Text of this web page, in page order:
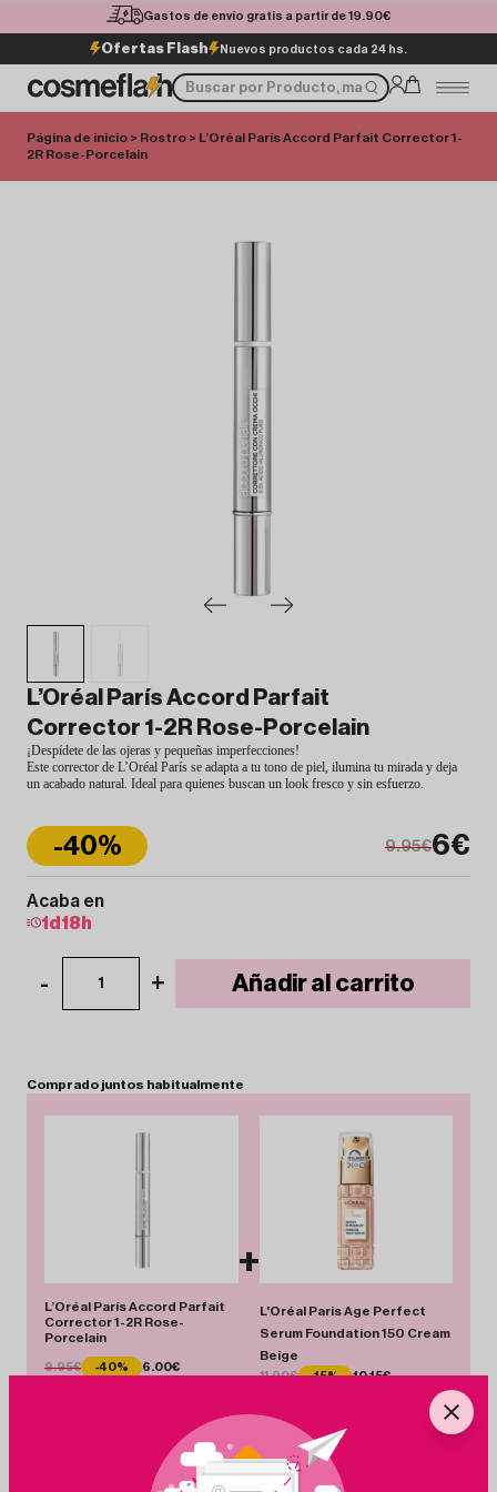
Gastos de envío gratis a partir de 19.90€
Ofertas Flash Nuevos productos cada 24 hs.
Página de inicio > Rostro > L’Oréal París Accord Parfait Corrector 1-
2R Rose-Porcelain
L’Oréal París Accord Parfait
Corrector 1-2R Rose-Porcelain
¡Despídete de las ojeras y pequeñas imperfecciones!
Este corrector de L’Oréal París se adapta a tu tono de piel, ilumina tu mirada y deja
un acabado natural. Ideal para quienes buscan un look fresco y sin esfuerzo.
6€
-40% 9.95€
Acaba en
1 d 18 h
- 1 + Añadir al carrito
Comprado juntos habitualmente
L’Oréal París Accord Parfait
Corrector 1-2R Rose-
Porcelain
9.95€ -40% 6.00€
+
L'Oréal Paris Age Perfect
Serum Foundation 150 Cream
Beige
11.90€ -15% 10.15€
Total 16.15 € Añadir Pack